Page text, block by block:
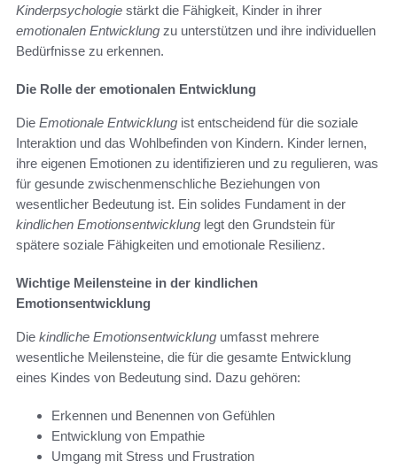
Kinderpsychologie stärkt die Fähigkeit, Kinder in ihrer
emotionalen Entwicklung zu unterstützen und ihre individuellen
Bedürfnisse zu erkennen.
Die Rolle der emotionalen Entwicklung
Die Emotionale Entwicklung ist entscheidend für die soziale
Interaktion und das Wohlbefinden von Kindern. Kinder lernen,
ihre eigenen Emotionen zu identifizieren und zu regulieren, was
für gesunde zwischenmenschliche Beziehungen von
wesentlicher Bedeutung ist. Ein solides Fundament in der
kindlichen Emotionsentwicklung legt den Grundstein für
spätere soziale Fähigkeiten und emotionale Resilienz.
Wichtige Meilensteine in der kindlichen
Emotionsentwicklung
Die kindliche Emotionsentwicklung umfasst mehrere
wesentliche Meilensteine, die für die gesamte Entwicklung
eines Kindes von Bedeutung sind. Dazu gehören:
Erkennen und Benennen von Gefühlen
Entwicklung von Empathie
Umgang mit Stress und Frustration